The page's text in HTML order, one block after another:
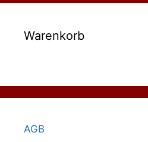
Warenkorb
AGB